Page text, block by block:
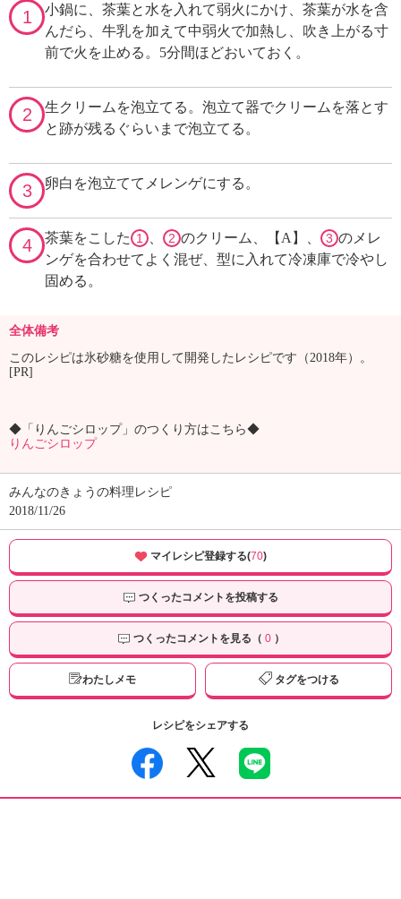
1
小鍋に、茶葉と水を入れて弱火にかけ、茶葉が水を含
んだら、牛乳を加えて中弱火で加熱し、吹き上がる寸
前で火を止める。5分間ほどおいておく。
2
生クリームを泡立てる。泡立て器でクリームを落とす
と跡が残るぐらいまで泡立てる。
3 卵白を泡立ててメレンゲにする。
4 茶葉をこした 1 2 のクリーム、【A】、 3 のメレ
ンゲを合わせてよく混ぜ、型に入れて冷凍庫で冷やし
固める。
全体備考
このレシピは氷砂糖を使用して開発したレシピです（2018年）。
[PR]
◆「りんごシロップ」のつくり方はこちら◆
りんごシロップ
みんなのきょうの料理レシピ
2018/11/26
マイレシピ登録する(70)
つくったコメントを投稿する
つくったコメントを見る（ 0）
わたしメモ タグをつける
レシピをシェアする